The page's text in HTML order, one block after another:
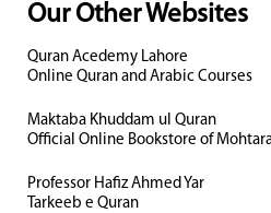
Our Other Websites
Quran Acedemy Lahore
Online Quran and Arabic Courses
Maktaba Khuddam ul Quran
Official Online Bookstore of
Professor Hafiz Ahmed Yar
Tarkeeb e Quran